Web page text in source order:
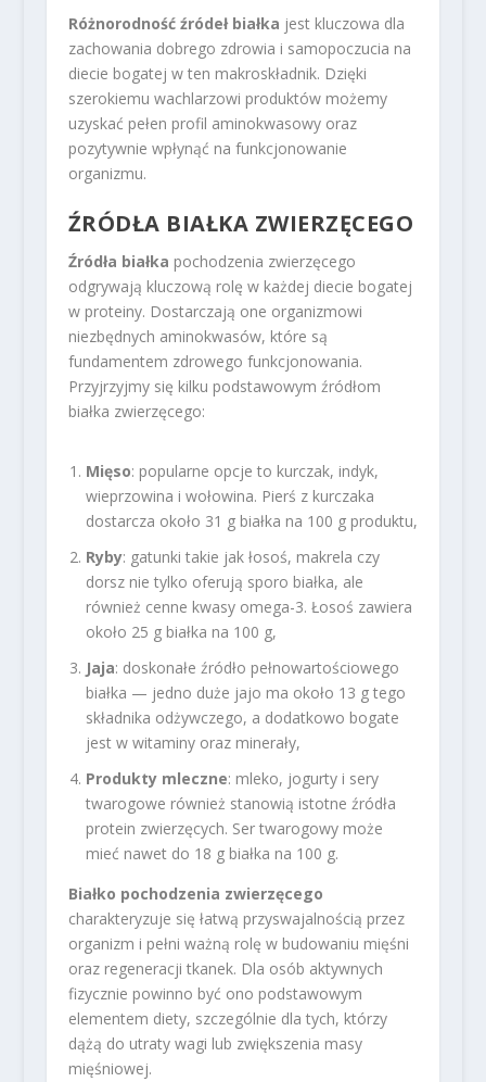
Różnorodność źródeł białka jest kluczowa dla
zachowania dobrego zdrowia i samopoczucia na
diecie bogatej w ten makroskładnik. Dzięki
szerokiemu wachlarzowi produktów możemy
uzyskać pełen profil aminokwasowy oraz
pozytywnie wpłynąć na funkcjonowanie
organizmu.
ŹRÓDŁA BIAŁKA ZWIERZĘCEGO
Źródła białka pochodzenia zwierzęcego
odgrywają kluczową rolę w każdej diecie bogatej
w proteiny. Dostarczają one organizmowi
niezbędnych aminokwasów, które są
fundamentem zdrowego funkcjonowania.
Przyjrzyjmy się kilku podstawowym źródłom
białka zwierzęcego:
Mięso: popularne opcje to kurczak, indyk,
wieprzowina i wołowina. Pierś z kurczaka
dostarcza około 31 g białka na 100 g produktu,
Ryby: gatunki takie jak łosoś, makrela czy
dorsz nie tylko oferują sporo białka, ale
również cenne kwasy omega-3. Łosoś zawiera
około 25 g białka na 100 g,
Jaja: doskonałe źródło pełnowartościowego
białka — jedno duże jajo ma około 13 g tego
składnika odżywczego, a dodatkowo bogate
jest w witaminy oraz minerały,
Produkty mleczne: mleko, jogurty i sery
twarogowe również stanowią istotne źródła
protein zwierzęcych. Ser twarogowy może
mieć nawet do 18 g białka na 100 g.
Białko pochodzenia zwierzęcego
charakteryzuje się łatwą przyswajalnością przez
organizm i pełni ważną rolę w budowaniu mięśni
oraz regeneracji tkanek. Dla osób aktywnych
fizycznie powinno być ono podstawowym
elementem diety, szczególnie dla tych, którzy
dążą do utraty wagi lub zwiększenia masy
mięśniowej.